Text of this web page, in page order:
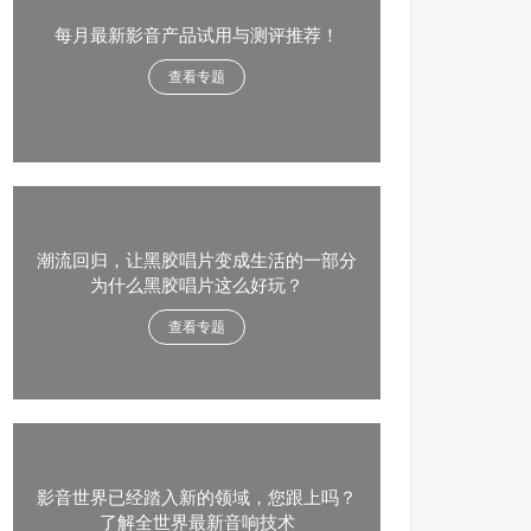
每月最新影音产品试用与测评推荐！
查看专题
潮流回归，让黑胶唱片变成生活的一部分
为什么黑胶唱片这么好玩？
查看专题
影音世界已经踏入新的领域，您跟上吗？
了解全世界最新音响技术